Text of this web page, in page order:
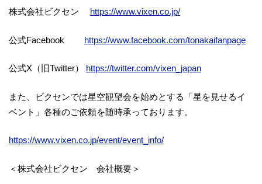
株式会社ビクセン https://www.vixen.co.jp/
公式Facebook https://www.facebook.com/tonakaifanpage
公式X（旧Twitter） https://twitter.com/vixen_japan
また、ビクセンでは星空観望会を始めとする「星を見せるイ
ベント」各種のご依頼を随時承っております。
https://www.vixen.co.jp/event/event_info/
＜株式会社ビクセン 会社概要＞